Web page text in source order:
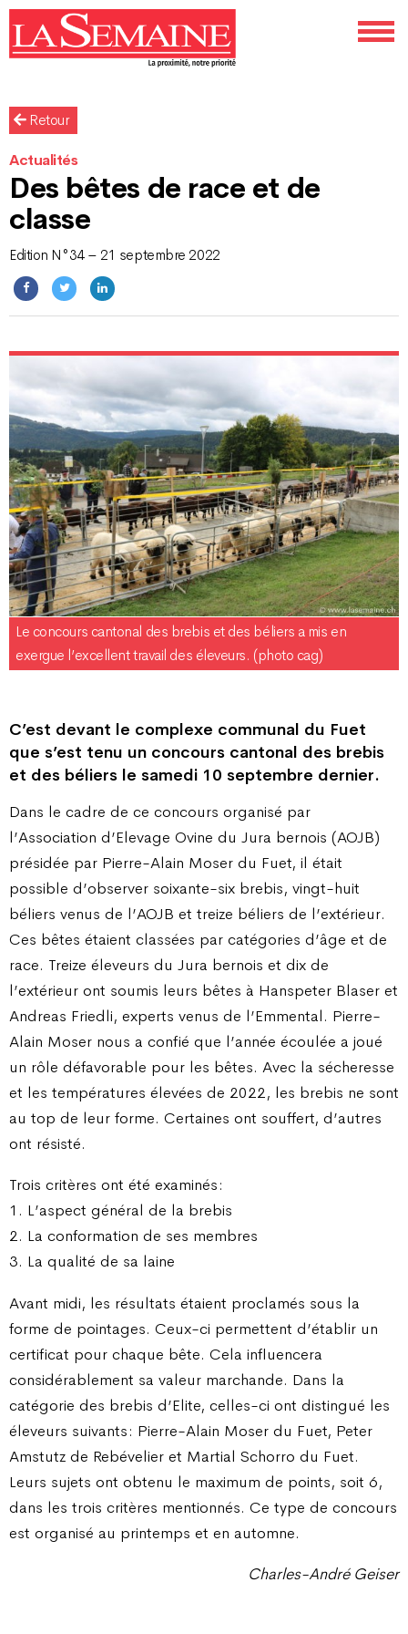
Retour
Actualités
Des bêtes de race et de
classe
Edition N°34 – 21 septembre 2022
Le concours cantonal des brebis et des béliers a mis en
exergue l’excellent travail des éleveurs. (photo cag)
C’est devant le complexe communal du Fuet
que s’est tenu un concours cantonal des brebis
et des béliers le samedi 10 septembre dernier.
Dans le cadre de ce concours organisé par
l’Association d’Elevage Ovine du Jura bernois (AOJB)
présidée par Pierre-Alain Moser du Fuet, il était
possible d’observer soixante-six brebis, vingt-huit
béliers venus de l’AOJB et treize béliers de l’extérieur.
Ces bêtes étaient classées par catégories d’âge et de
race. Treize éleveurs du Jura bernois et dix de
l’extérieur ont soumis leurs bêtes à Hanspeter Blaser et
Andreas Friedli, experts venus de l’Emmental. Pierre-
Alain Moser nous a confié que l’année écoulée a joué
un rôle défavorable pour les bêtes. Avec la sécheresse
et les températures élevées de 2022, les brebis ne sont
au top de leur forme. Certaines ont souffert, d’autres
ont résisté.
Trois critères ont été examinés :
1. L’aspect général de la brebis
2. La conformation de ses membres
3. La qualité de sa laine
Avant midi, les résultats étaient proclamés sous la
forme de pointages. Ceux-ci permettent d’établir un
certificat pour chaque bête. Cela influencera
considérablement sa valeur marchande. Dans la
catégorie des brebis d’Elite, celles-ci ont distingué les
éleveurs suivants : Pierre-Alain Moser du Fuet, Peter
Amstutz de Rebévelier et Martial Schorro du Fuet.
Leurs sujets ont obtenu le maximum de points, soit 6,
dans les trois critères mentionnés. Ce type de concours
est organisé au printemps et en automne.
Charles-André Geiser